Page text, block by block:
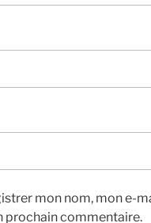
mon nom, mon e-
prochain commentaire.